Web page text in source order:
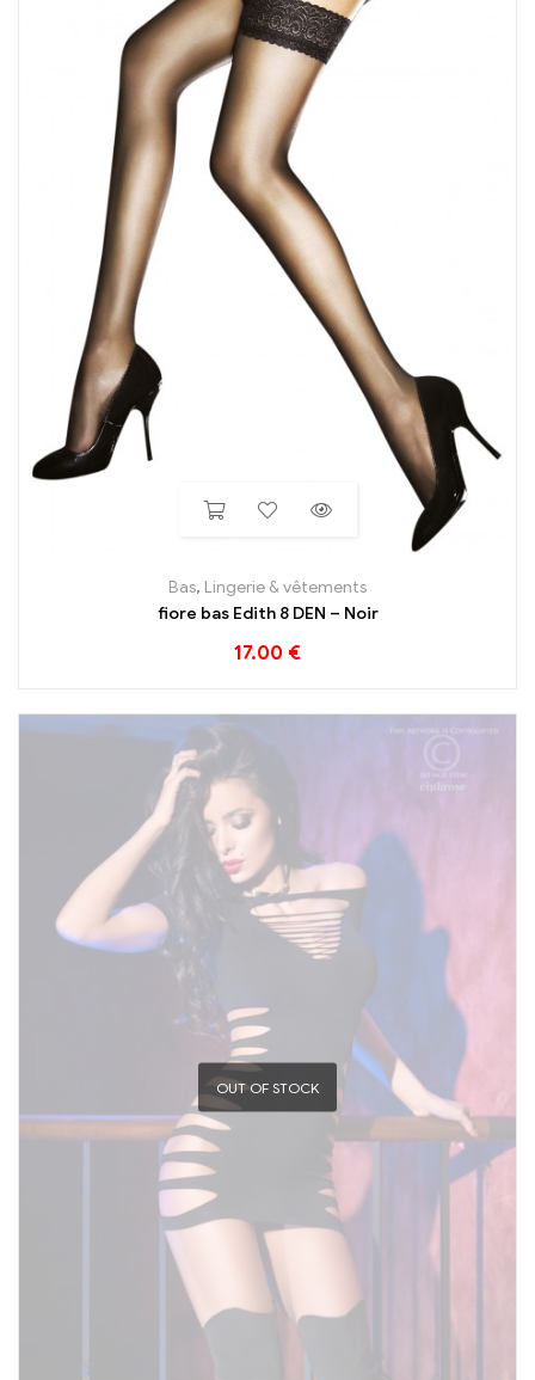
Bas, Lingerie & vêtements
fiore bas Edith 8 DEN – Noir
17.00 €
OUT OF STOCK